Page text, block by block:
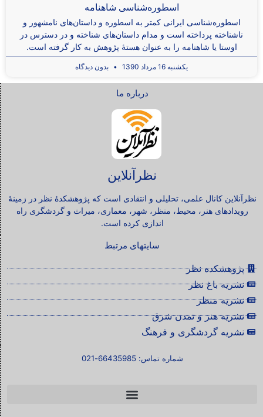
اسطوره‌شناسی شاهنامه
اسطوره‌شناسی ایرانی کمتر به اسطوره و داستان‌های نامشهور و
ناشناخته پرداخته است و مدام داستان‌های شناخته و در دسترس در
اوستا یا شاهنامه را به عنوان هستۀ پژوهش به کار گرفته است.
یکشنبه 16 مرداد 1390 بدون دیدگاه
درباره ما
نظرآنلاین
نظرآنلاین کانال علمی، تحلیلی و انتقادی است که پژوهشکدۀ نظر در زمینۀ
رویدادهای هنر، محیط، منظر، شهر، معماری، میراث و گردشگری راه
اندازی کرده است.
سایتهای مرتبط
پژوهشکده نظر
نشریه باغ نظر
نشریه منظر
نشریه هنر و تمدن شرق
نشریه گردشگری و فرهنگ
شماره تماس: 66435985-021